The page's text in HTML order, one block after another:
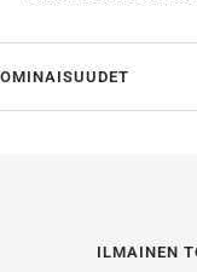
OMINAISUUDET
ILMAINEN